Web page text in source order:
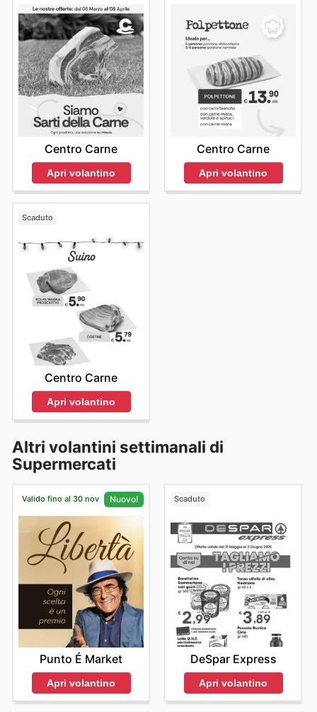
Centro Carne
Apri volantino
Centro Carne
Apri volantino
Scaduto
Centro Carne
Apri volantino
Altri volantini settimanali di
Supermercati
Valido fino al 30 nov Nuovo!
Punto É Market
Apri volantino
Scaduto
DeSpar Express
Apri volantino